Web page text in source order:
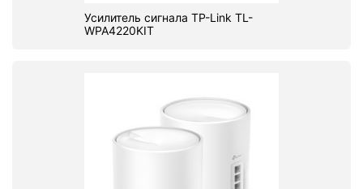
Усилитель сигнала TP-Link TL-
WPA4220KIT